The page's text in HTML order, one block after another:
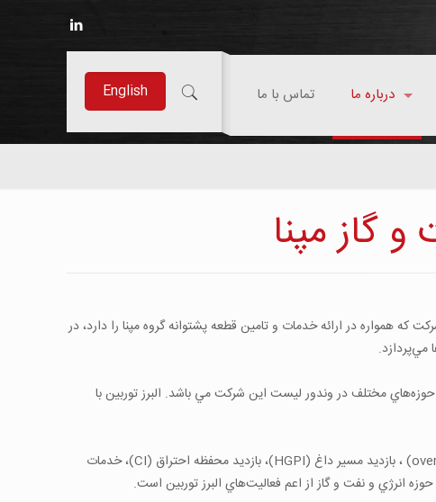
درباره ما تماس با ما English
گاز مپنا
در ارائه خدمات و تامين قطعه پشتوانه گروه مپنا را دارد، در
مي‌پردازد.
تامين قطعات سبك و سنگين مورد نياز بازسازي و تعميرات اشاره كرد. حدود ۶۰۰ تامين كنندگان در حوزه‌هاي مختلف در وندور ليست اين شركت مي باشد. البرز توربين با
سرويس: قراردادهاي بلندمدت در نگهداري و تعمير، بازسازي و نوسازي در صنايع نيروگاهي، نفت، گاز و پتروشيمي، خدمات تعميرات اساسي (overhaul) ، بازديد مسير داغ (HGPI)، بازديد محفظه احتراق (CI)، خدمات